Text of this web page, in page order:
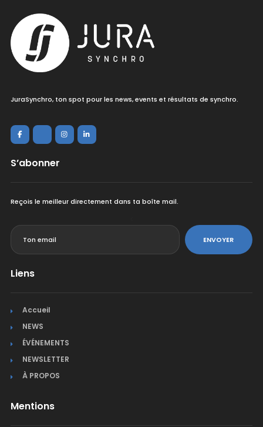
JuraSynchro, ton spot pour les news, events et résultats de synchro.
S’abonner
Reçois le meilleur directement dans ta boîte mail.
ENVOYER
Liens
Accueil
NEWS
ÉVÉNEMENTS
NEWSLETTER
À PROPOS
Mentions